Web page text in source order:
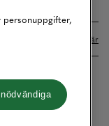
med Klarna. Läs mer här